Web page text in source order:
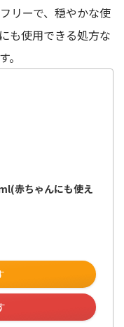
リーで、穏やかな使
も使用できる処方な
赤ちゃんにも使え